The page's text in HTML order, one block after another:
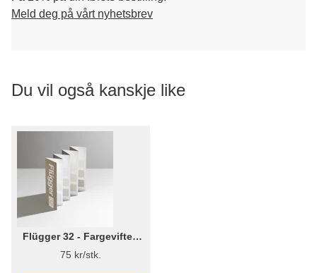
Meld deg på vårt nyhetsbrev
Du vil også kanskje like
Flügger 32 - Fargevifte -
Flügger 32 - Fargekart
75 kr/stk.